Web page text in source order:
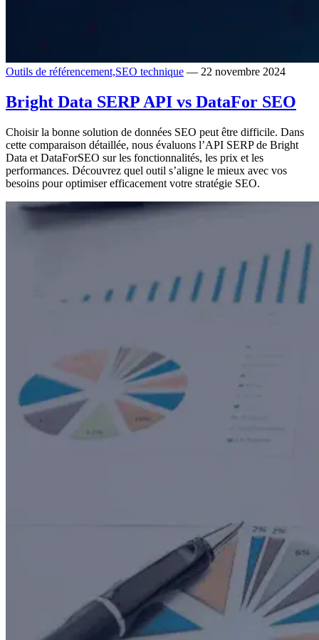
Outils de référencement,SEO technique — 22 novembre 2024
Bright Data SERP API vs DataFor SEO
Choisir la bonne solution de données SEO peut être difficile. Dans
cette comparaison détaillée, nous évaluons l’API SERP de Bright
Data et DataForSEO sur les fonctionnalités, les prix et les
performances. Découvrez quel outil s’aligne le mieux avec vos
besoins pour optimiser efficacement votre stratégie SEO.